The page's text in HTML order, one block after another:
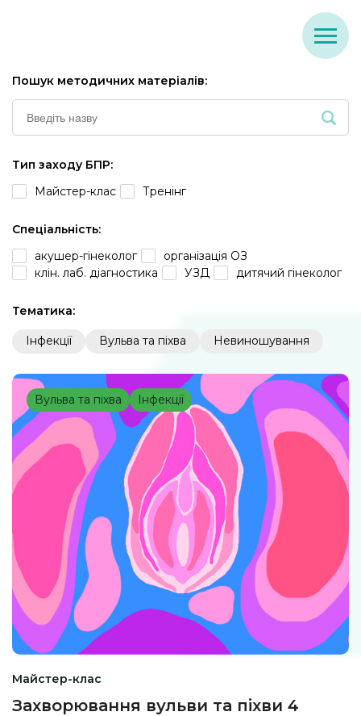
Пошук методичних матеріалів:
Тип заходу БПР:
Майстер-клас
Тренінг
Спеціальність:
акушер-гінеколог
організація ОЗ
клін. лаб. діагностика
УЗД дитячий гінеколог
Тематика:
Інфекції Вульва та піхва Невиношування
Вульва та піхва Інфекції
Майстер-клас
Захворювання вульви та піхви 4